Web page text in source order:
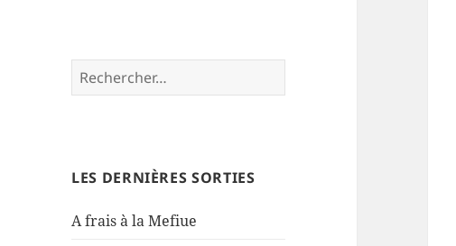
Rechercher :
LES DERNIÈRES SORTIES
A frais à la Mefiue